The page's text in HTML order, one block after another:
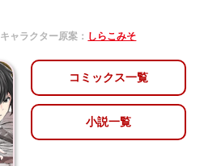
キャラクター原案： しらこみそ
コミックス一覧
小説一覧